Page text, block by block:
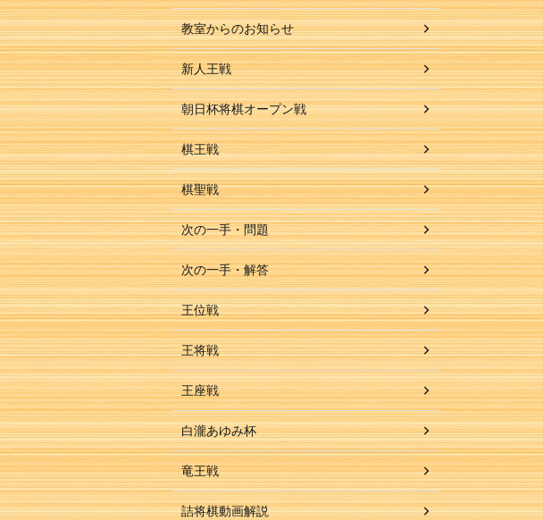
教室からのお知らせ
新人王戦
朝日杯将棋オープン戦
棋王戦
棋聖戦
次の一手・問題
次の一手・解答
王位戦
王将戦
王座戦
白瀧あゆみ杯
竜王戦
詰将棋動画解説